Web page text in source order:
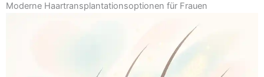
Moderne Haartransplantationsoptionen für Frauen